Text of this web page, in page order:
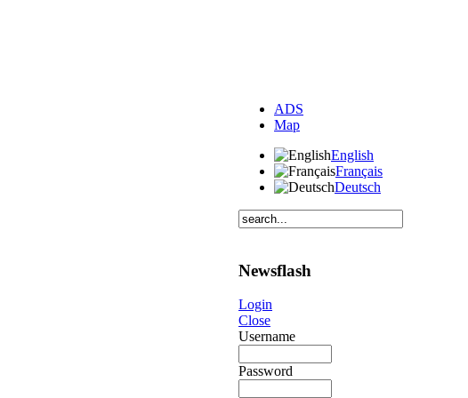
ADS
Map
English
Français
Deutsch
Newsflash
Login
Close
Username
Password